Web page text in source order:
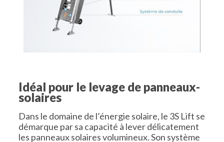
Idéal pour le levage de panneaux-
solaires
Dans le domaine de l’énergie solaire, le 3S Lift se
démarque par sa capacité à lever délicatement
les panneaux solaires volumineux. Son système